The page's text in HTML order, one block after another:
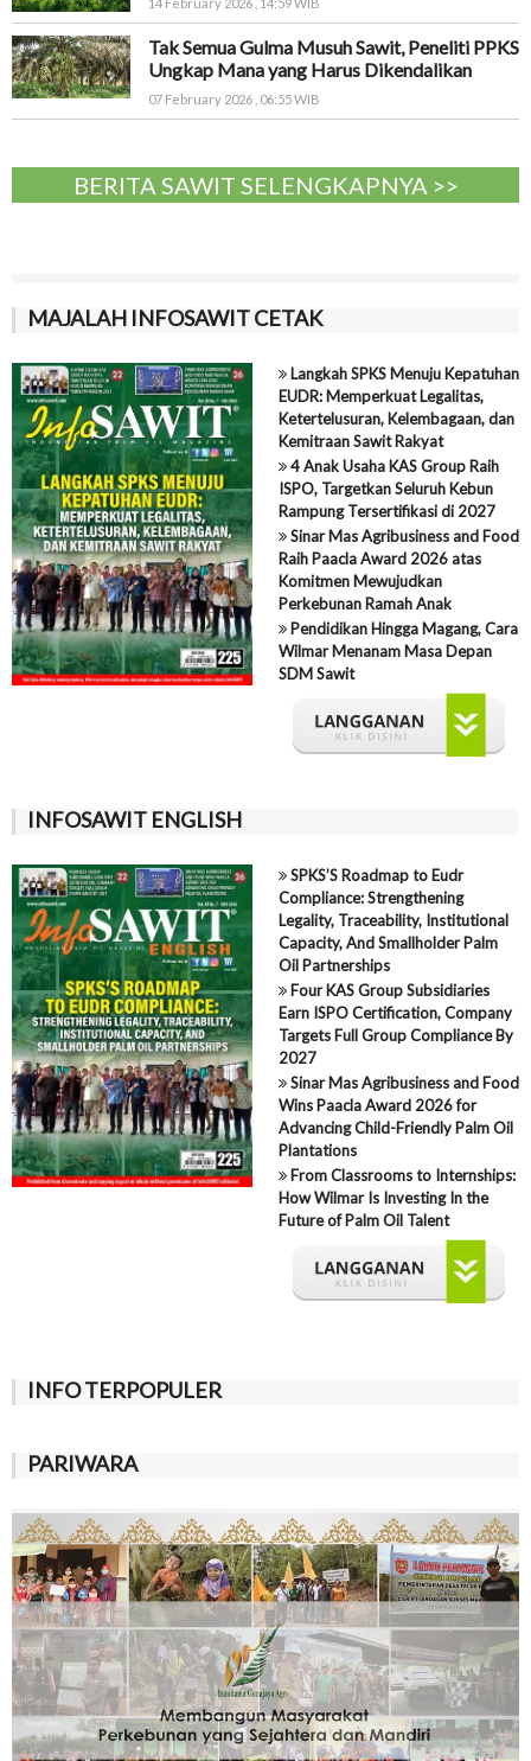
Tak Semua Gulma Musuh Sawit, Peneliti PPKS
Ungkap Mana yang Harus Dikendalikan
07 February 2026 , 06:55 WIB
BERITA SAWIT SELENGKAPNYA >>
MAJALAH INFOSAWIT CETAK
Langkah SPKS Menuju Kepatuhan
EUDR: Memperkuat Legalitas,
Ketertelusuran, Kelembagaan, dan
Kemitraan Sawit Rakyat
4 Anak Usaha KAS Group Raih
ISPO, Targetkan Seluruh Kebun
Rampung Tersertifikasi di 2027
Sinar Mas Agribusiness and Food
Raih Paacla Award 2026 atas
Komitmen Mewujudkan
Perkebunan Ramah Anak
Pendidikan Hingga Magang, Cara
Wilmar Menanam Masa Depan
SDM Sawit
INFOSAWIT ENGLISH
SPKS’S Roadmap to Eudr
Compliance: Strengthening
Legality, Traceability, Institutional
Capacity, And Smallholder Palm
Oil Partnerships
Four KAS Group Subsidiaries
Earn ISPO Certification, Company
Targets Full Group Compliance By
2027
Sinar Mas Agribusiness and Food
Wins Paacla Award 2026 for
Advancing Child-Friendly Palm Oil
Plantations
From Classrooms to Internships:
How Wilmar Is Investing In the
Future of Palm Oil Talent
INFO TERPOPULER
PARIWARA